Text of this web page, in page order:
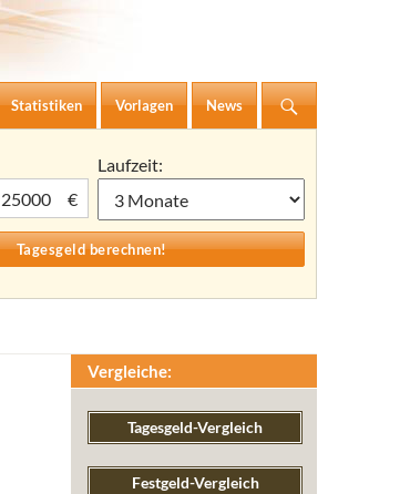
Statistiken Vorlagen News
€
Laufzeit:
Vergleiche:
Tagesgeld-Vergleich
Festgeld-Vergleich